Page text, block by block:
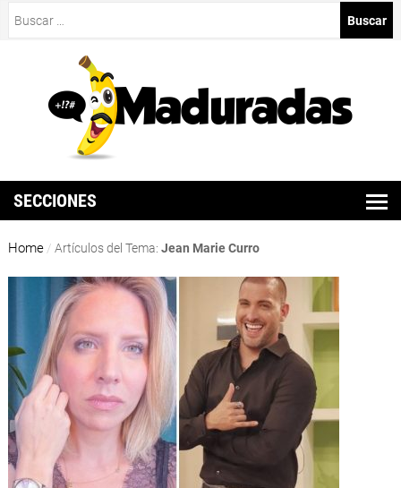
SECCIONES
Home / Artículos del Tema: Jean Marie Curro